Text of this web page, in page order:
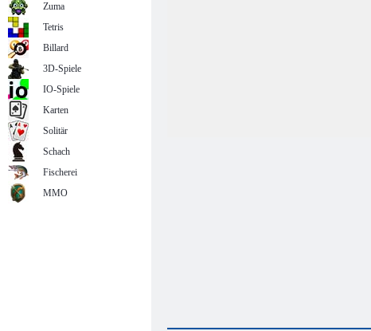
Zuma
Tetris
Billard
3D-Spiele
IO-Spiele
Karten
Solitär
Schach
Fischerei
MMO